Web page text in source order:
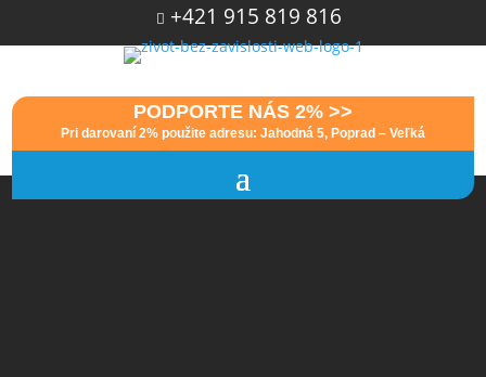
 +421 915 819 816
PODPORTE NÁS 2% >>
Pri darovaní 2% použite adresu: Jahodná 5, Poprad – Veľká